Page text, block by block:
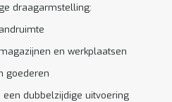
draagarmstelling:
en werkplaatsen
goederen
dubbelzijdige uitvoering